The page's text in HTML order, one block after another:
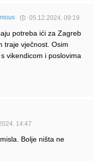
05.12.2024. 09:19
potreba ići za Zagreb
traje vječnost. Osim
vikendicom i poslovima
14:47
Bolje ništa ne